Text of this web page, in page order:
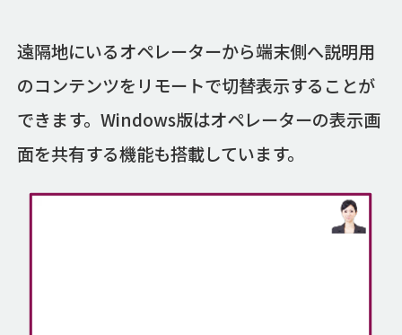
遠隔地にいるオペレーターから端末側へ説明用
のコンテンツをリモートで切替表示することが
できます。Windows版はオペレーターの表示画
面を共有する機能も搭載しています。